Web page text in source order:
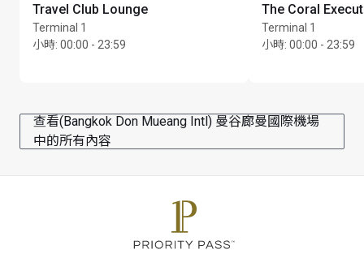
Travel Club Lounge
Terminal 1
小時: 00:00 - 23:59
The Coral
Terminal 1
小時: 00:00 - 23:59
查看(Bangkok Don Mueang Intl) 曼谷廊曼國際機場
中的所有內容